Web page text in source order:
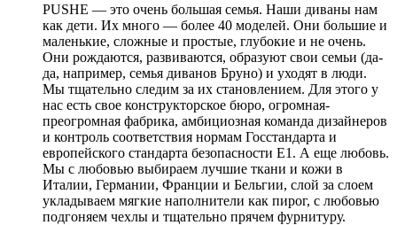
PUSHE — это очень большая семья. Наши диваны нам
как дети. Их много — более 40 моделей. Они большие и
маленькие, сложные и простые, глубокие и не очень.
Они рождаются, развиваются, образуют свои семьи (да-
да, например, семья диванов Бруно) и уходят в люди.
Мы тщательно следим за их становлением. Для этого у
нас есть свое конструкторское бюро, огромная-
преогромная фабрика, амбициозная команда дизайнеров
и контроль соответствия нормам Госстандарта и
европейского стандарта безопасности Е1. А еще любовь.
Мы с любовью выбираем лучшие ткани и кожи в
Италии, Германии, Франции и Бельгии, слой за слоем
укладываем мягкие наполнители как пирог, с любовью
подгоняем чехлы и тщательно прячем фурнитуру.